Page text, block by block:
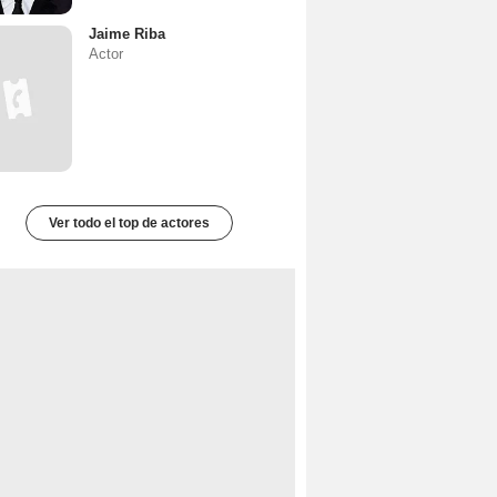
Jaime Riba
Actor
Ver todo el top de actores